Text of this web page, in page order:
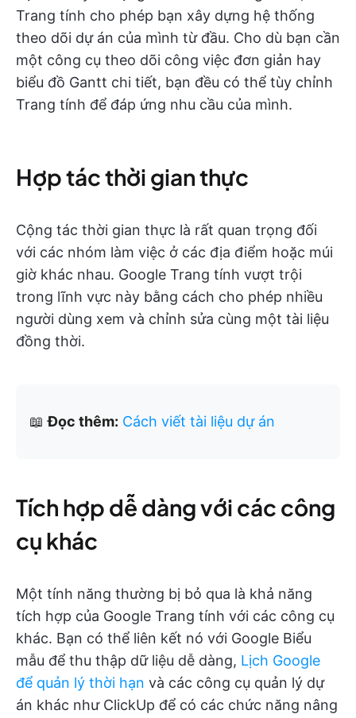
Trang tính cho phép bạn xây dựng hệ thống
theo dõi dự án của mình từ đầu. Cho dù bạn cần
một công cụ theo dõi công việc đơn giản hay
biểu đồ Gantt chi tiết, bạn đều có thể tùy chỉnh
Trang tính để đáp ứng nhu cầu của mình.
Hợp tác thời gian thực
Cộng tác thời gian thực là rất quan trọng đối
với các nhóm làm việc ở các địa điểm hoặc múi
giờ khác nhau. Google Trang tính vượt trội
trong lĩnh vực này bằng cách cho phép nhiều
người dùng xem và chỉnh sửa cùng một tài liệu
đồng thời.
📖Đọc thêm: Cách viết tài liệu dự án
Tích hợp dễ dàng với các công
cụ khác
Một tính năng thường bị bỏ qua là khả năng
tích hợp của Google Trang tính với các công cụ
khác. Bạn có thể liên kết nó với Google Biểu
mẫu để thu thập dữ liệu dễ dàng, Lịch Google
để quản lý thời hạn và các công cụ quản lý dự
án khác như ClickUp để có các chức năng nâng